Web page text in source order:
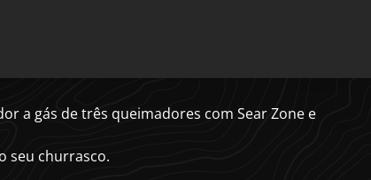
a gás de três queimadores com Sear Zone e
seu churrasco.